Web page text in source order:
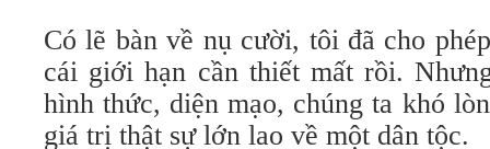
Có lẽ bàn về nụ cười, tôi đã cho
cái giới hạn cần thiết mất rồi.
hình thức, diện mạo, chúng ta khó
giá trị thật sự lớn lao về một dân tộc.